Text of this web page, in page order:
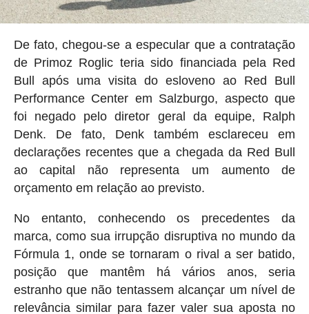
De fato, chegou-se a especular que a contratação
de Primoz Roglic teria sido financiada pela Red
Bull após uma visita do esloveno ao Red Bull
Performance Center em Salzburgo, aspecto que
foi negado pelo diretor geral da equipe, Ralph
Denk. De fato, Denk também esclareceu em
declarações recentes que a chegada da Red Bull
ao capital não representa um aumento de
orçamento em relação ao previsto.
No entanto, conhecendo os precedentes da
marca, como sua irrupção disruptiva no mundo da
Fórmula 1, onde se tornaram o rival a ser batido,
posição que mantêm há vários anos, seria
estranho que não tentassem alcançar um nível de
relevância similar para fazer valer sua aposta no